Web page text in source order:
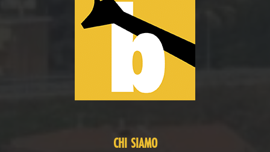
CHI SIAMO